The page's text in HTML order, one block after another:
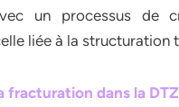
un processus de
liée à la structuration
fracturation dans la DTZ